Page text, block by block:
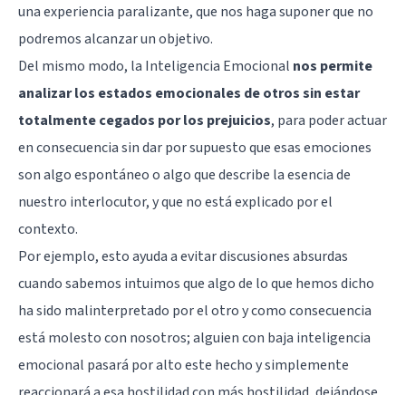
una experiencia paralizante, que nos haga suponer que no
podremos alcanzar un objetivo.
Del mismo modo, la Inteligencia Emocional nos permite
analizar los estados emocionales de otros sin estar
totalmente cegados por los prejuicios, para poder actuar
en consecuencia sin dar por supuesto que esas emociones
son algo espontáneo o algo que describe la esencia de
nuestro interlocutor, y que no está explicado por el
contexto.
Por ejemplo, esto ayuda a evitar discusiones absurdas
cuando sabemos intuimos que algo de lo que hemos dicho
ha sido malinterpretado por el otro y como consecuencia
está molesto con nosotros; alguien con baja inteligencia
emocional pasará por alto este hecho y simplemente